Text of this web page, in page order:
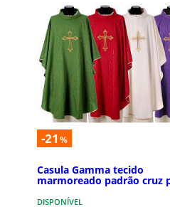
-21 %
Casula Gamma tecido
marmoreado padrão cruz
DISPONÍVEL